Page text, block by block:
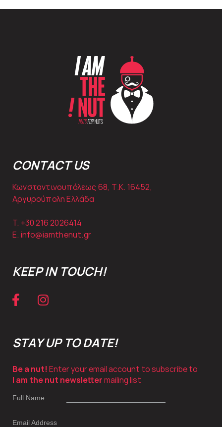
CONTACT US
Κωνσταντινουπόλεως 68, Τ.Κ. 16452,
Αργυρούπολη Ελλάδα
T. +30216 2026414
E. info@iamthenut.gr
KEEP IN TOUCH!
STAY UP TO DATE!
Be a nut! Enter your email account to subscribe to
I am the nut newslettermailing list
Full Name
Email Address